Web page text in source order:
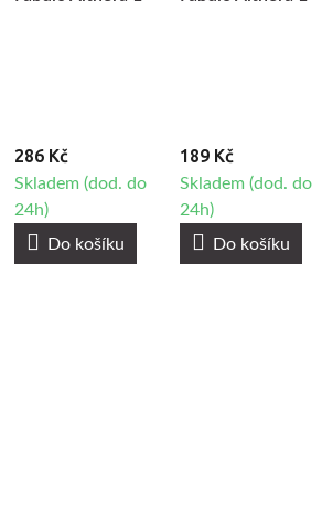
286 Kč
Skladem (dod. do
24h)
Do košíku
189 Kč
Skladem (dod. do
24h)
Do košíku